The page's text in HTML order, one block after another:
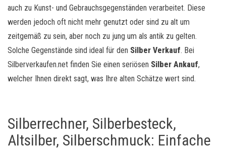
auch zu Kunst- und Gebrauchsgegenständen verarbeitet. Diese
werden jedoch oft nicht mehr genutzt oder sind zu alt um
zeitgemäß zu sein, aber noch zu jung um als antik zu gelten.
Solche Gegenstände sind ideal für den Silber Verkauf. Bei
Silberverkaufen.net finden Sie einen seriösen Silber Ankauf,
welcher Ihnen direkt sagt, was Ihre alten Schätze wert sind.
Silberrechner, Silberbesteck,
Altsilber, Silberschmuck: Einfache